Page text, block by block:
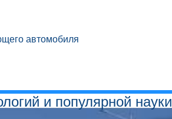
автомобиля
и популярной науки